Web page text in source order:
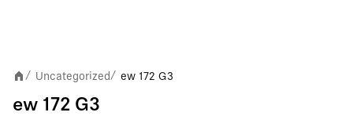
/ Uncategorized / ew 172 G3
ew 172 G3